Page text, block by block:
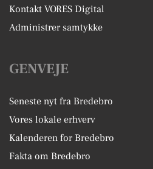
Kontakt VORES Digital
Administrer samtykke
GENVEJE
Seneste nyt fra Bredebro
Vores lokale erhverv
Kalenderen for Bredebro
Fakta om Bredebro